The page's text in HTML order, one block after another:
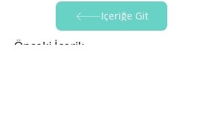
İçeriğe Git
Önceki İçerik